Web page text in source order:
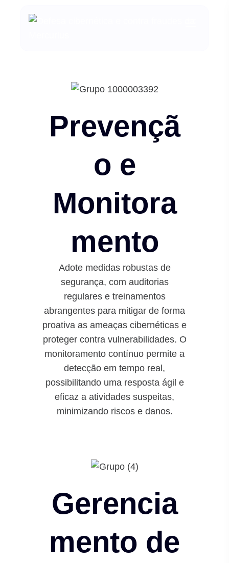
Prevençã
o e
Monitora
mento
Adote medidas robustas de
segurança, com auditorias
regulares e treinamentos
abrangentes para mitigar de forma
proativa as ameaças cibernéticas e
proteger contra vulnerabilidades. O
monitoramento contínuo permite a
detecção em tempo real,
possibilitando uma resposta ágil e
eficaz a atividades suspeitas,
minimizando riscos e danos.
Gerencia
mento de